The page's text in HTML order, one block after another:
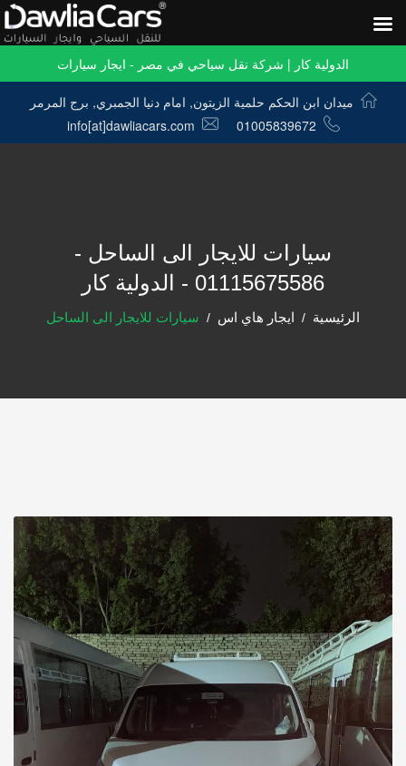
الدولية كار | شركة نقل سياحي في مصر - ايجار سيارات
ميدان ابن الحكم حلمية الزيتون, امام دنيا الجمبري, برج المرمر
01005839672
info[at]dawliacars.com
سيارات للايجار الى الساحل -
01115675586 - الدولية كار
الرئيسية ايجار هاي اس سيارات للايجار الى الساحل